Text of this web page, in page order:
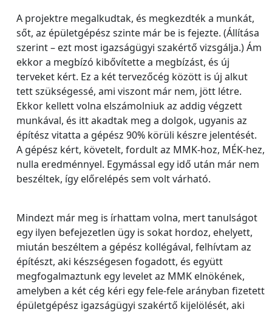
A projektre megalkudtak, és megkezdték a munkát,
sőt, az épületgépész szinte már be is fejezte. (Állítása
szerint – ezt most igazságügyi szakértő vizsgálja.) Ám
ekkor a megbízó kibővítette a megbízást, és új
terveket kért. Ez a két tervezőcég között is új alkut
tett szükségessé, ami viszont már nem, jött létre.
Ekkor kellett volna elszámolniuk az addig végzett
munkával, és itt akadtak meg a dolgok, ugyanis az
építész vitatta a gépész 90% körüli készre jelentését.
A gépész kért, követelt, fordult az MMK-hoz, MÉK-hez,
nulla eredménnyel. Egymással egy idő után már nem
beszéltek, így előrelépés sem volt várható.
Mindezt már meg is írhattam volna, mert tanulságot
egy ilyen befejezetlen ügy is sokat hordoz, ehelyett,
miután beszéltem a gépész kollégával, felhívtam az
építészt, aki készségesen fogadott, és együtt
megfogalmaztunk egy levelet az MMK elnökének,
amelyben a két cég kéri egy fele-fele arányban fizetett
épületgépész igazságügyi szakértő kijelölését, aki